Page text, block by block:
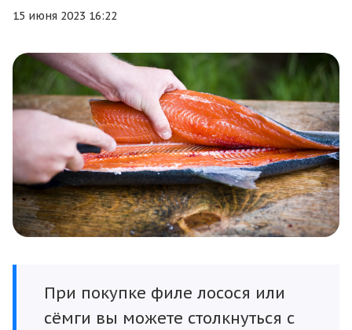
15 июня 2023 16:22
При покупке филе лосося или
сёмги вы можете столкнуться с